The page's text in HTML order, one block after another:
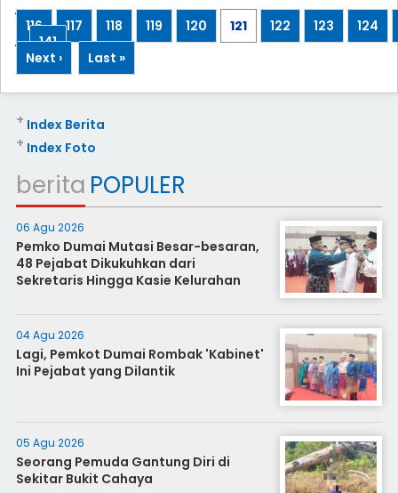
...
116
117 118 119 120 121 122 123
124
...
141
Next ›
Last »
Index Berita
+
Index Foto
+
berita POPULER
06 Agu 2026
Pemko Dumai Mutasi Besar-besaran,
48 Pejabat Dikukuhkan dari
Sekretaris Hingga Kasie Kelurahan
04 Agu 2026
Lagi, Pemkot Dumai Rombak 'Kabinet'
Ini Pejabat yang Dilantik
05 Agu 2026
Seorang Pemuda Gantung Diri di
Sekitar Bukit Cahaya